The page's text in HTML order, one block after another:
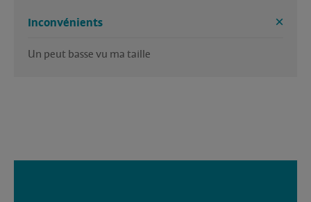
Inconvénients
Un peut basse vu ma taille